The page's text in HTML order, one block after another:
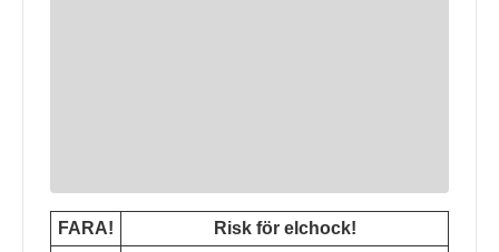
FARA! Risk för elchock!